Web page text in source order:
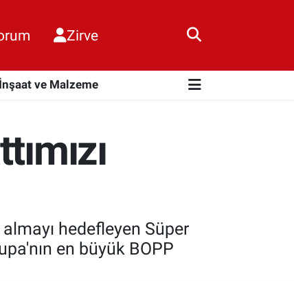
Zirve
İnşaat ve Malzeme
hedefleyen Süper
en büyük BOPP